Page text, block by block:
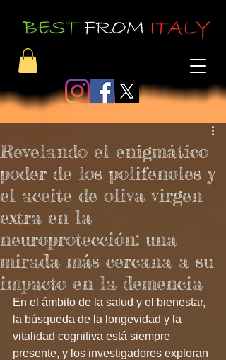
Revelando el enigmático
poder de los polifenoles y
el aceite de oliva virgen
extra en la
neuroprotección: una
mirada más cercana a su
impacto en la demencia
En el ámbito de la salud y el bienestar,
la búsqueda de la longevidad y la
vitalidad cognitiva está siempre
presente, y los investigadores exploran